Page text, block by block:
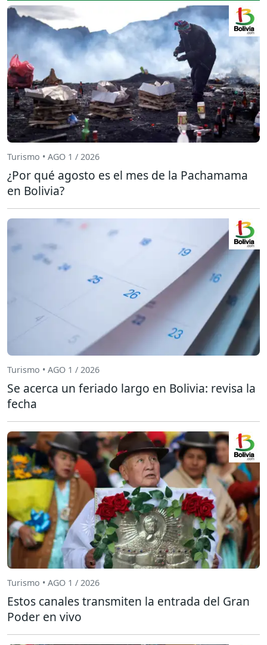
Turismo • AGO 1 / 2026
¿Por qué agosto es el mes de la Pachamama
en Bolivia?
Turismo • AGO 1 / 2026
Se acerca un feriado largo en Bolivia: revisa la
fecha
Turismo • AGO 1 / 2026
Estos canales transmiten la entrada del Gran
Poder en vivo